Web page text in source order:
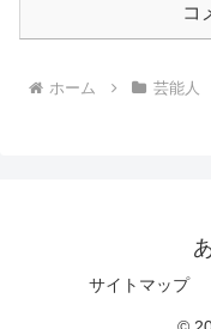
コ
ホーム 芸能人
サイトマップ